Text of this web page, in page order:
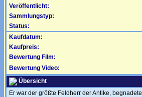
Veröffentlicht:
Sammlungstyp:
Status:
Kaufdatum:
Kaufpreis:
Bewertung Film:
Bewertung Video:
Übersicht
Er war der größte Feldherr der Antike,